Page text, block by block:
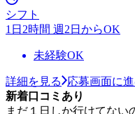
シフト
1日2時間 週2日からOK
未経験OK
詳細を見る
応募画面に
新着口コミあり
まだ１日しか行けてない